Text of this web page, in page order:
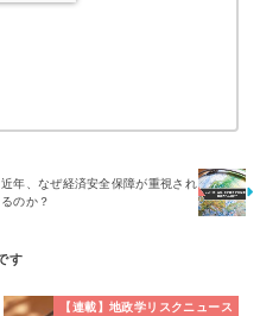
近年、なぜ経済安全保障が重視され
るのか？
【連載】地政学リスクニュース